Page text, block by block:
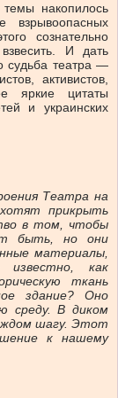
накопилось
взрывоопасных
сознательно
И дать
судьба театра —
активистов,
яркие цитаты
и украинских
Театра на
прикрыть
в том, чтобы
быть, но они
материалы,
как
ткань
здание? Оно
среду. В диком
шагу. Этот
к нашему